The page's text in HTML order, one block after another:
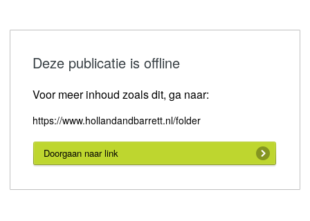
Deze publicatie is offline
Voor meer inhoud zoals dit, ga naar:
https://www.hollandandbarrett.nl/folder
Doorgaan naar link